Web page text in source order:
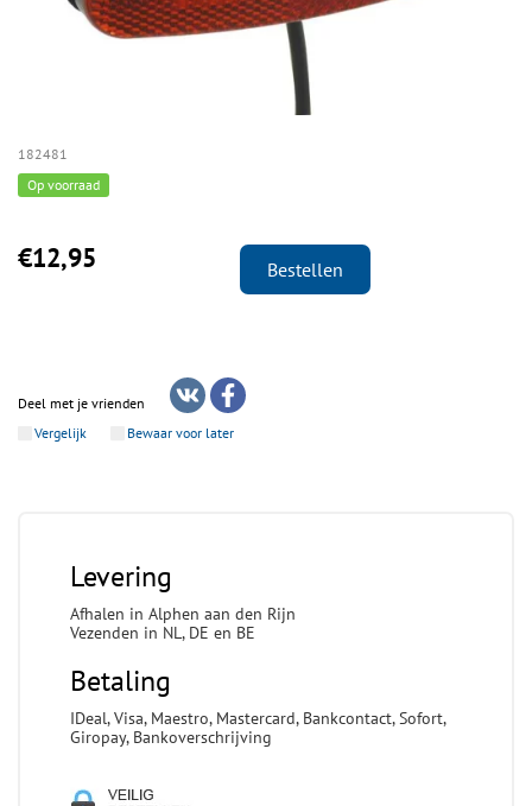
182481
Op voorraad
€12,95 Bestellen
Deel met je vrienden
Vergelijk
Bewaar voor later
Levering
Afhalen in Alphen aan den Rijn
Vezenden in NL, DE en BE
Betaling
IDeal, Visa, Maestro, Mastercard, Bankcontact, Sofort,
Giropay, Bankoverschrijving